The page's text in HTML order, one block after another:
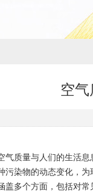
空
质量与人们的生活息
污染物的动态变化，
个方面，包括对常见